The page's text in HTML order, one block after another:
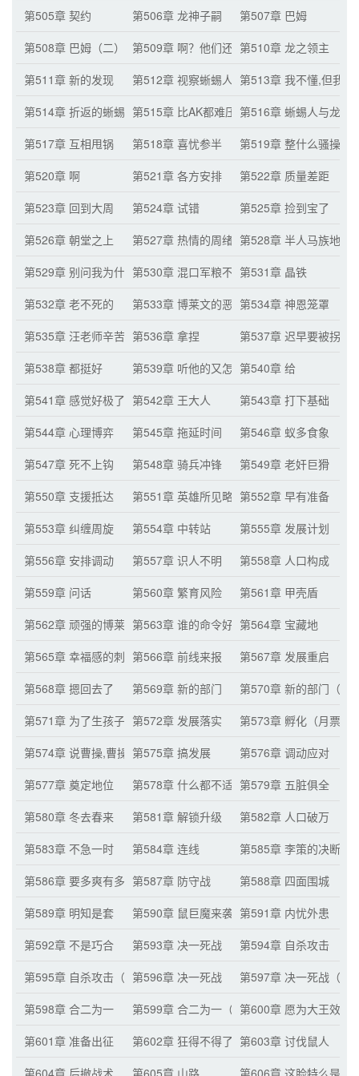
第505章 契约
第506章 龙神子嗣
第507章 巴姆
第508章 巴姆（二）（月票累积三百张的
第509章 啊？他们还有战力？第510章 龙之领主
第511章 新的发现
第512章 视察蜥蜴人族地第513章 我不懂,但我
第514章 折返的蜥蜴人第515章 比AK都难压 第516章 蜥蜴人与龙人
第517章 互相甩锅
第518章 喜忧参半
第519章 整什么骚操作
第520章 啊
第521章 各方安排
第522章 质量差距
第523章 回到大周
第524章 试错
第525章 捡到宝了
第526章 朝堂之上
第527章 热情的周绪 第528章 半人马族地
第529章 别问我为什么第530章 混口军粮不容易第531章 晶铁
第532章 老不死的
第533章 博莱文的恶名第534章 神恩笼罩
第535章 汪老师辛苦了第536章 拿捏
第537章 迟早要被拐跑
第538章 都挺好
第539章 听他的又怎么了第540章 给
第541章 感觉好极了 第542章 王大人
第543章 打下基础
第544章 心理博弈
第545章 拖延时间
第546章 蚁多食象
第547章 死不上钩
第548章 骑兵冲锋
第549章 老奸巨猾
第550章 支援抵达
第551章 英雄所见略同第552章 早有准备
第553章 纠缠周旋
第554章 中转站
第555章 发展计划
第556章 安排调动
第557章 识人不明
第558章 人口构成
第559章 问话
第560章 繁育风险
第561章 甲壳盾
第562章 顽强的博莱文第563章 谁的命令好使第564章 宝藏地
第565章 幸福感的刺激第566章 前线来报
第567章 发展重启
第568章 摁回去了
第569章 新的部门
第570章 新的部门（二
第571章 为了生孩子 第572章 发展落实
第573章 孵化（月票累
第574章 说曹操,曹操就到！第575章 搞发展
第576章 调动应对
第577章 奠定地位
第578章 什么都不适应第579章 五脏俱全
第580章 冬去春来
第581章 解锁升级
第582章 人口破万
第583章 不急一时
第584章 连线
第585章 李策的决断
第586章 要多爽有多爽第587章 防守战
第588章 四面围城
第589章 明知是套
第590章 鼠巨魔来袭 第591章 内忧外患
第592章 不是巧合
第593章 决一死战
第594章 自杀攻击
第595章 自杀攻击（二）第596章 决一死战
第597章 决一死战（二
第598章 合二为一
第599章 合二为一（二）第600章 愿为大王效死
第601章 准备出征
第602章 狂得不得了 第603章 讨伐鼠人
第604章 后撤战术
第605章 山路 第606章 这脸特么是有